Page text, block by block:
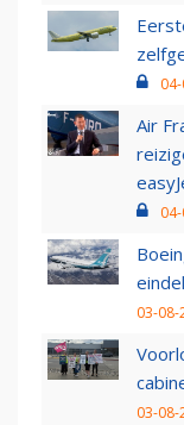
Air
03-08-
03-08-